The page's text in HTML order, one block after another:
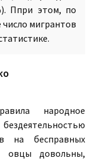
Ппри этом, по
мигрантов
народное
на бесправных
довольны,